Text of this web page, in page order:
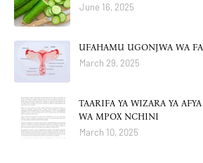
June 16, 2025
UFAHAMU UGONJWA WA
March 29, 2025
TAARIFA YA WIZARA YA
WA MPOX NCHINI
March 10, 2025